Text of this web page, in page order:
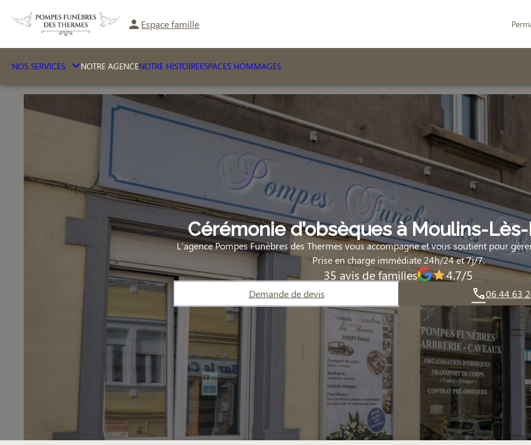
Espace famille
NOS SERVICES NOTRE AGENCENOTRE HISTOIREESPACES HOMMAGES
Cérémonie d’obsèques à Moulins-
L'agence Pompes Funèbres des Thermes vous accompagne et vous soutient pour
Prise en charge immédiate 24h/24 et 7j/7.
35 avis de familles 4.7/5
Demande de devis 06 44 63